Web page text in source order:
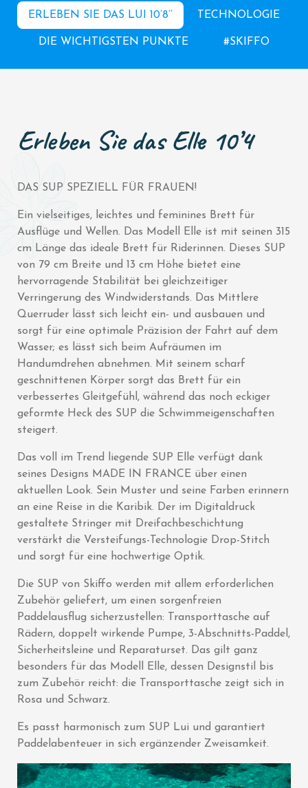
ERLEBEN SIE DAS LUI 10’8’’ TECHNOLOGIE
DIE WICHTIGSTEN PUNKTE #SKIFFO
Erleben Sie das Elle 10’4
DAS SUP SPEZIELL FÜR FRAUEN!
Ein vielseitiges, leichtes und feminines Brett für
Ausflüge und Wellen. Das Modell Elle ist mit seinen 315
cm Länge das ideale Brett für Riderinnen. Dieses SUP
von 79 cm Breite und 13 cm Höhe bietet eine
hervorragende Stabilität bei gleichzeitiger
Verringerung des Windwiderstands. Das Mittlere
Querruder lässt sich leicht ein- und ausbauen und
sorgt für eine optimale Präzision der Fahrt auf dem
Wasser; es lässt sich beim Aufräumen im
Handumdrehen abnehmen. Mit seinem scharf
geschnittenen Körper sorgt das Brett für ein
verbessertes Gleitgefühl, während das noch eckiger
geformte Heck des SUP die Schwimmeigenschaften
steigert.
Das voll im Trend liegende SUP Elle verfügt dank
seines Designs MADE IN FRANCE über einen
aktuellen Look. Sein Muster und seine Farben erinnern
an eine Reise in die Karibik. Der im Digitaldruck
gestaltete Stringer mit Dreifachbeschichtung
verstärkt die Versteifungs-Technologie Drop-Stitch
und sorgt für eine hochwertige Optik.
Die SUP von Skiffo werden mit allem erforderlichen
Zubehör geliefert, um einen sorgenfreien
Paddelausflug sicherzustellen: Transporttasche auf
Rädern, doppelt wirkende Pumpe, 3-Abschnitts-Paddel,
Sicherheitsleine und Reparaturset. Das gilt ganz
besonders für das Modell Elle, dessen Designstil bis
zum Zubehör reicht: die Transporttasche zeigt sich in
Rosa und Schwarz.
Es passt harmonisch zum SUP Lui und garantiert
Paddelabenteuer in sich ergänzender Zweisamkeit.